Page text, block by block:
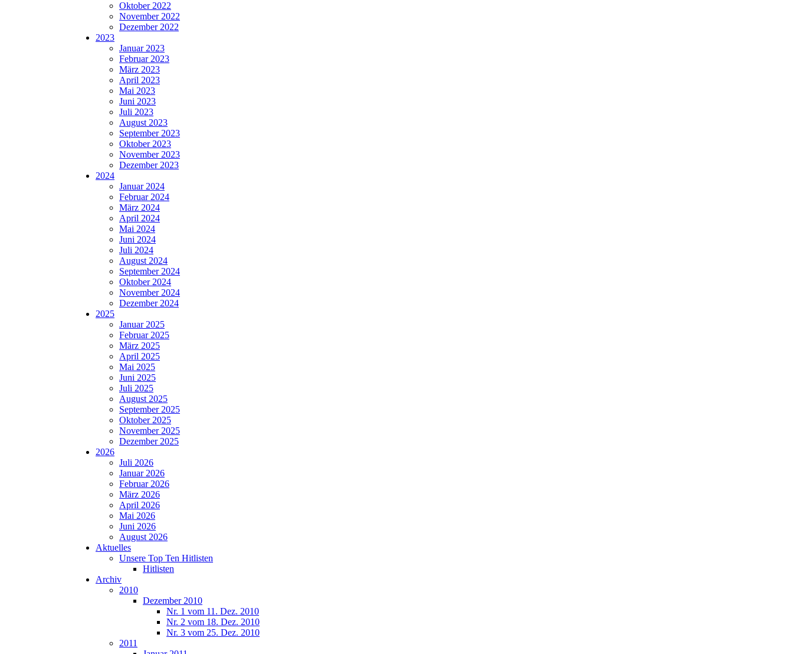
Oktober 2022
November 2022
Dezember 2022
2023
Januar 2023
Februar 2023
März 2023
April 2023
Mai 2023
Juni 2023
Juli 2023
August 2023
September 2023
Oktober 2023
November 2023
Dezember 2023
2024
Januar 2024
Februar 2024
März 2024
April 2024
Mai 2024
Juni 2024
Juli 2024
August 2024
September 2024
Oktober 2024
November 2024
Dezember 2024
2025
Januar 2025
Februar 2025
März 2025
April 2025
Mai 2025
Juni 2025
Juli 2025
August 2025
September 2025
Oktober 2025
November 2025
Dezember 2025
2026
Juli 2026
Januar 2026
Februar 2026
März 2026
April 2026
Mai 2026
Juni 2026
August 2026
Aktuelles
Unsere Top Ten Hitlisten
Hitlisten
Archiv
2010
Dezember 2010
Nr. 1 vom 11. Dez. 2010
Nr. 2 vom 18. Dez. 2010
Nr. 3 vom 25. Dez. 2010
2011